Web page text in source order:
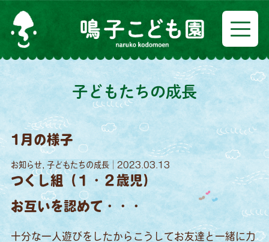
子どもたちの成長
1月の様子
お知らせ, 子どもたちの成長｜2023.03.13
つくし組（１・２歳児）
お互いを認めて・・・
十分な一人遊びをしたからこうしてお友達と一緒に力